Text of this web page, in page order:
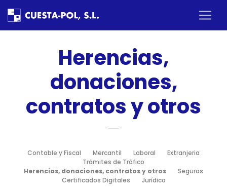
×
Inicio
Nosotros
Servicios
Area clientes
Herencias,
donaciones,
contratos y otros
Contable y Fiscal Mercantil Laboral
Extranjeria
Trámites de Tráfico
Herencias, donaciones, contratos y otros
Seguros
Certificados Digitales
Jurídico